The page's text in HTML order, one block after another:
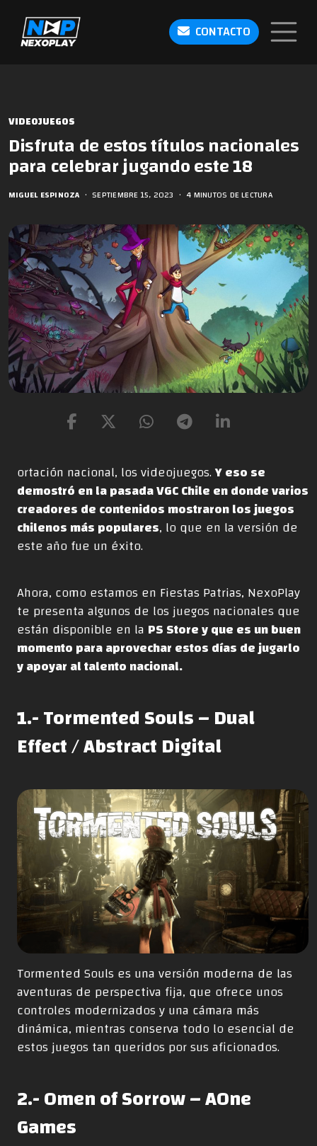
CONTACTO
VIDEOJUEGOS
Disfruta de estos títulos nacionales
para celebrar jugando este 18
MIGUEL ESPINOZA • SEPTIEMBRE 15, 2023 • 4 MINUTOS DE LECTURA
ortación nacional, los videojuegos.Y eso se
demostró en la pasada VGC Chile en donde varios
creadores de contenidos mostraron los juegos
chilenos más populares, lo que en la versión de
este año fue un éxito.
Ahora, como estamos en Fiestas Patrias, NexoPlay
te presenta algunos de los juegos nacionales que
están disponible en la PS Store y que es un buen
momento para aprovechar estos días de jugarlo
y apoyar al talento nacional.
1.- Tormented Souls – Dual
Effect / Abstract Digital
Tormented Souls es una versión moderna de las
aventuras de perspectiva fija, que ofrece unos
controles modernizados y una cámara más
dinámica, mientras conserva todo lo esencial de
estos juegos tan queridos por sus aficionados.
2.- Omen of Sorrow – AOne
Games